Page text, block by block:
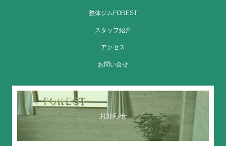
整体ジムFOREST
スタッフ紹介
アクセス
お問い合せ
お知らせ